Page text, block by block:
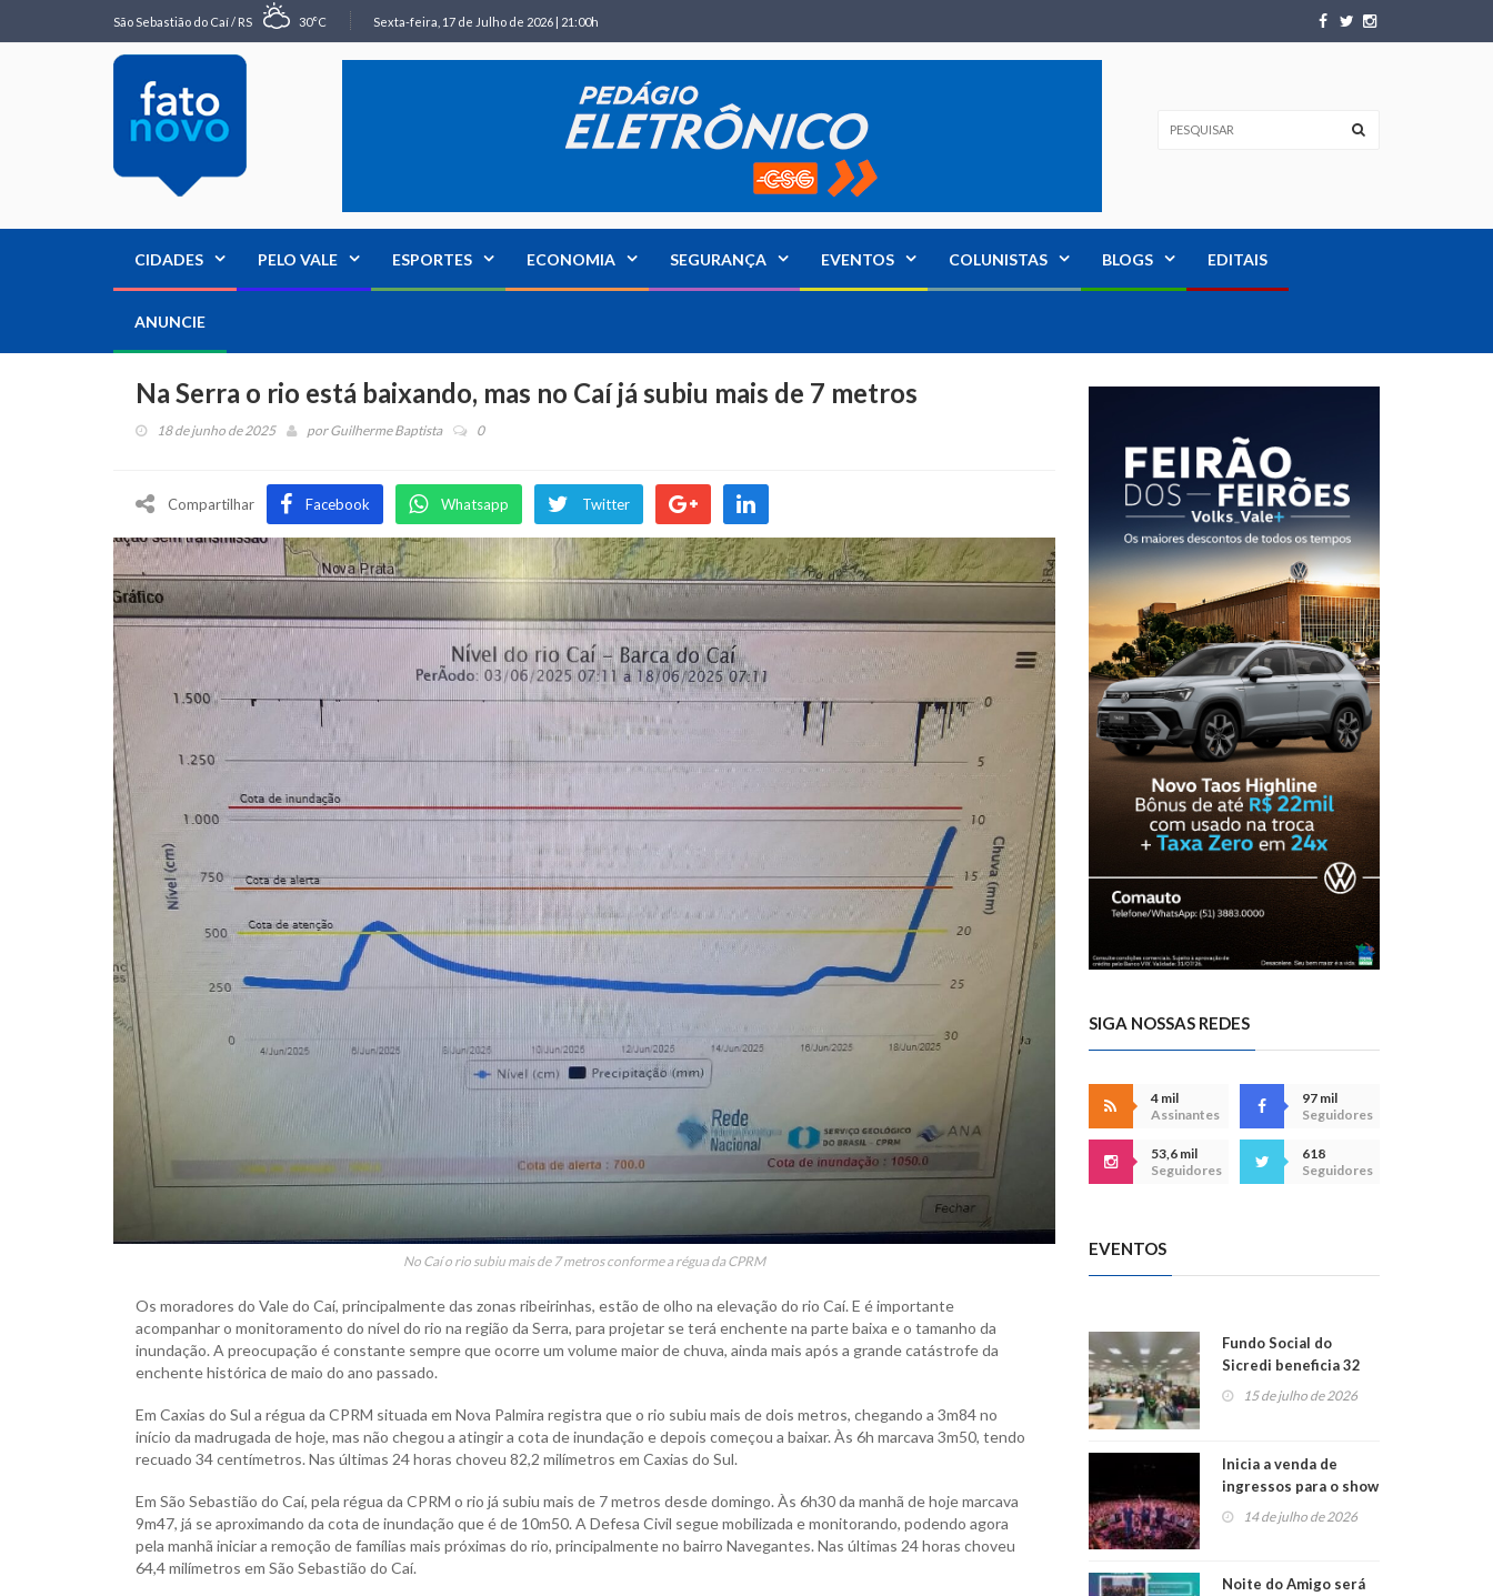
São Sebastião do Caí / RS 30°C Sexta-feira, 17 de Julho de 2026 | 21:00h
CIDADES PELO VALE ESPORTES ECONOMIA SEGURANÇA EVENTOS COLUNISTAS BLOGS EDITAIS
ANUNCIE
Na Serra o rio está baixando, mas no Caí já subiu mais de 7 metros
18 de junho de 2025 porGuilherme Baptista 0
Compartilhar Facebook Whatsapp Twitter
No Caí o rio subiu mais de 7 metros conforme a régua da CPRM
Os moradores do Vale do Caí, principalmente das zonas ribeirinhas, estão de olho na elevação do rio Caí. E é importante
acompanhar o monitoramento do nível do rio na região da Serra, para projetar se terá enchente na parte baixa e o tamanho da
inundação. A preocupação é constante sempre que ocorre um volume maior de chuva, ainda mais após a grande catástrofe da
enchente histórica de maio do ano passado.
Em Caxias do Sul a régua da CPRM situada em Nova Palmira registra que o rio subiu mais de dois metros, chegando a 3m84 no
início da madrugada de hoje, mas não chegou a atingir a cota de inundação e depois começou a baixar. Às 6h marcava 3m50, tendo
recuado 34 centímetros. Nas últimas 24 horas choveu 82,2 milímetros em Caxias do Sul.
Em São Sebastião do Caí, pela régua da CPRM o rio já subiu mais de 7 metros desde domingo. Às 6h30 da manhã de hoje marcava
9m47, já se aproximando da cota de inundação que é de 10m50. A Defesa Civil segue mobilizada e monitorando, podendo agora
pela manhã iniciar a remoção de famílias mais próximas do rio, principalmente no bairro Navegantes. Nas últimas 24 horas choveu
64,4 milímetros em São Sebastião do Caí.
SIGA NOSSAS REDES
4 mil
Assinantes
97 mil
Seguidores
53,6 mil
Seguidores
618
Seguidores
EVENTOS
Fundo Social do
Sicredi beneficia 32
projetos em
15 de julho de 2026
Inicia a venda de
ingressos para o show
do Jota Quest nos 45
anos da Sicredi Ouro
14 de julho de 2026
Noite do Amigo será